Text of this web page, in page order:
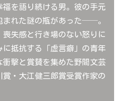
を語り続ける男。彼の手元
まれた謎の瓶があった──。
失感と行き場のない怒りに
抵抗する「虚言癖」の青年
撃と賞賛を集めた野間文芸
・大江健三郎賞受賞作家の